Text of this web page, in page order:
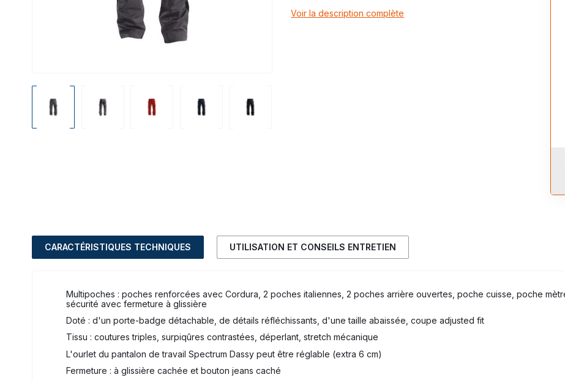
Voir la description complète
CARACTÉRISTIQUES TECHNIQUES UTILISATION ET CONSEILS ENTRETIEN
Multipoches : poches renforcées avec Cordura, 2 poches italiennes, 2 poches arrière ouvertes, poche cuisse, poche
sécurité avec fermeture à glissière
Doté : d'un porte-badge détachable, de détails réfléchissants, d'une taille abaissée, coupe adjusted fit
Tissu : coutures triples, surpiqûres contrastées, déperlant, stretch mécanique
L'ourlet du pantalon de travail Spectrum Dassy peut être réglable (extra 6 cm)
Fermeture : à glissière cachée et bouton jeans caché